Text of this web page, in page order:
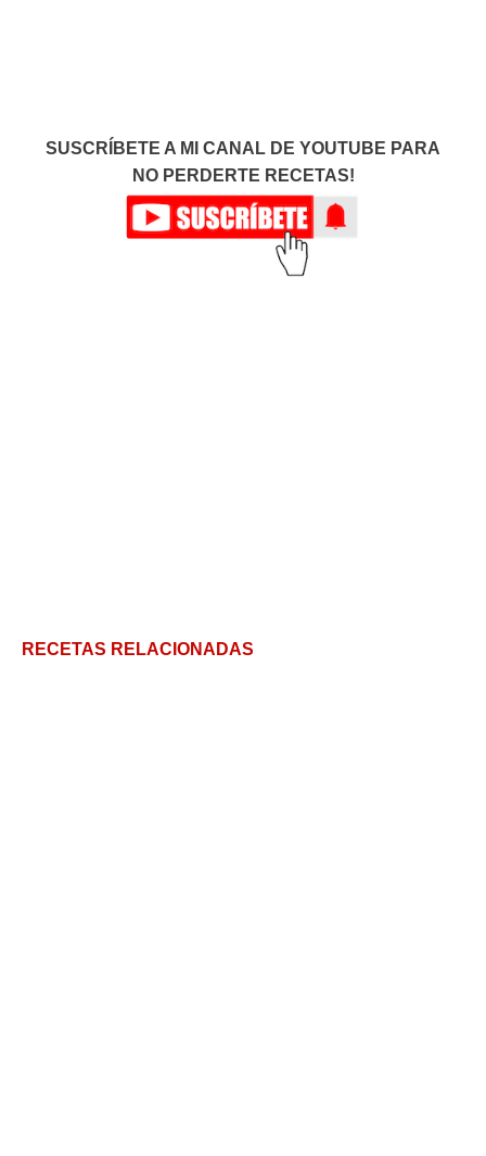
SUSCRÍBETE A MI CANAL DE YOUTUBE PARA
NO PERDERTE RECETAS!
RECETAS RELACIONADAS